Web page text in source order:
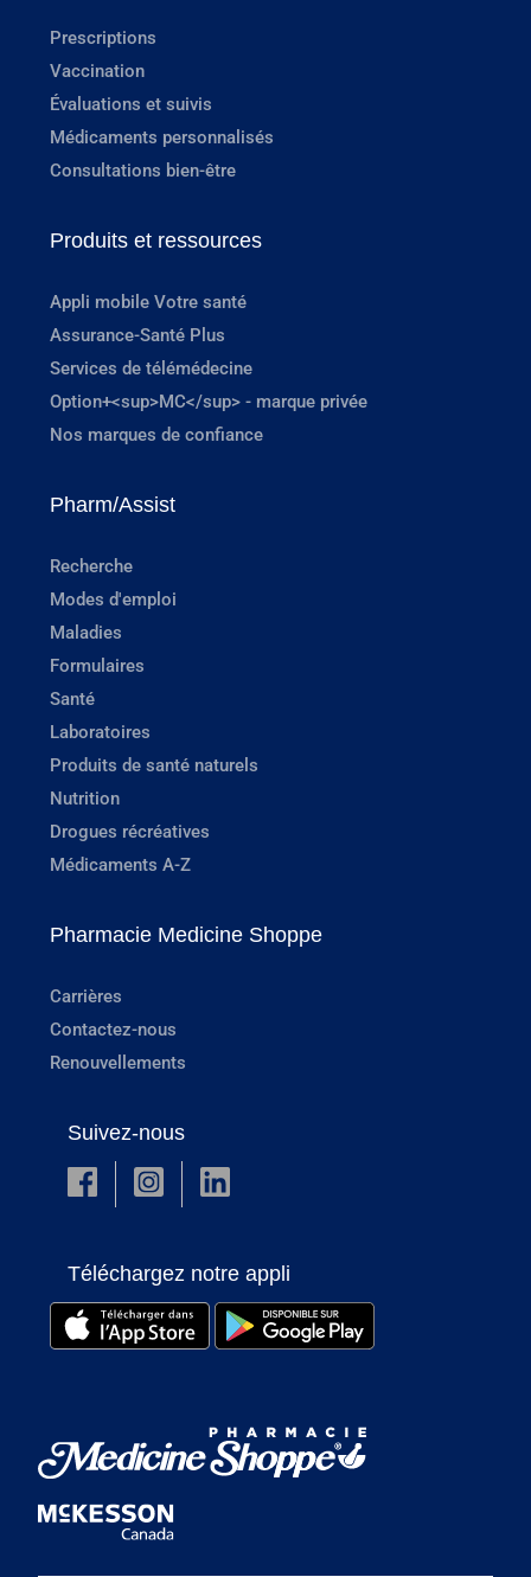
Prescriptions
Vaccination
Évaluations et suivis
Médicaments personnalisés
Consultations bien-être
Produits et ressources
Appli mobile Votre santé
Assurance-Santé Plus
Services de télémédecine
Option+<sup>MC</sup> - marque privée
Nos marques de confiance
Pharm/Assist
Recherche
Modes d'emploi
Maladies
Formulaires
Santé
Laboratoires
Produits de santé naturels
Nutrition
Drogues récréatives
Médicaments A-Z
Pharmacie Medicine Shoppe
Carrières
Contactez-nous
Renouvellements
Suivez-nous
Téléchargez notre appli